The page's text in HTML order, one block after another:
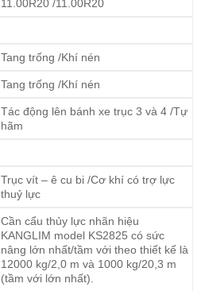
11.00R20 /11.00R20
Tang trống /Khí nén
Tang trống /Khí nén
Tác động lên bánh xe trục 3 và 4 /Tự
hãm
Trục vít – ê cu bi /Cơ khí có trợ lực
thuỷ lực
Cần cẩu thủy lực nhãn hiệu
KANGLIM model KS2825 có sức
nâng lớn nhất/tầm với theo thiết kế là
12000 kg/2,0 m và 1000 kg/20,3 m
(tầm với lớn nhất).